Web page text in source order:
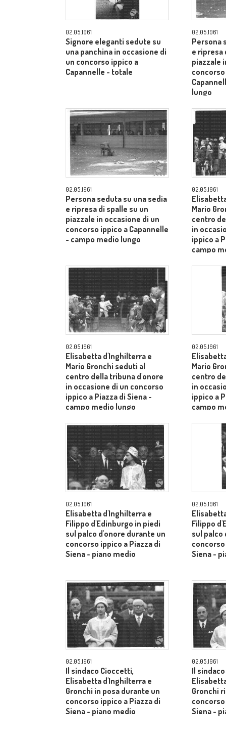
02.05.1961
Signore eleganti sedute su
una panchina in occasione di
un concorso ippico a
Capannelle - totale
02.05.1961
Persona
e ripresa
piazzale
concorso
lungo
02.05.1961
Persona seduta su una sedia
e ripresa di spalle su un
piazzale in occasione di un
concorso ippico a Capannelle
- campo medio lungo
02.05.1961
Mario
centro
in
ippico a
campo
02.05.1961
Elisabetta d'Inghilterra e
Mario Gronchi seduti al
centro della tribuna d'onore
in occasione di un concorso
ippico a Piazza di Siena -
campo medio lungo
02.05.1961
Mario
centro
in
ippico a
campo
02.05.1961
Elisabetta d'Inghilterra e
Filippo d'Edinburgo in piedi
sul palco d'onore durante un
concorso ippico a Piazza di
Siena - piano medio
02.05.1961
Filippo
sul palco
Siena -
02.05.1961
Il sindaco Cioccetti,
Elisabetta d'Inghilterra e
Gronchi in posa durante un
concorso ippico a Piazza di
Siena - piano medio
02.05.1961
Il
Gronchi
Siena -